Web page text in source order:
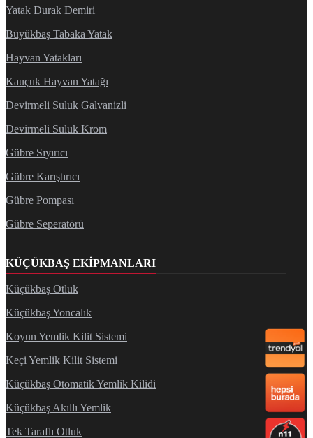
Yatak Durak Demiri
Büyükbaş Tabaka Yatak
Hayvan Yatakları
Kauçuk Hayvan Yatağı
Devirmeli Suluk Galvanizli
Devirmeli Suluk Krom
Gübre Sıyırıcı
Gübre Karıştırıcı
Gübre Pompası
Gübre Seperatörü
KÜÇÜKBAŞ EKIPMANLARI
Küçükbaş Otluk
Küçükbaş Yoncalık
Koyun Yemlik Kilit Sistemi
Keçi Yemlik Kilit Sistemi
Küçükbaş Otomatik Yemlik Kilidi
Küçükbaş Akıllı Yemlik
Tek Taraflı Otluk